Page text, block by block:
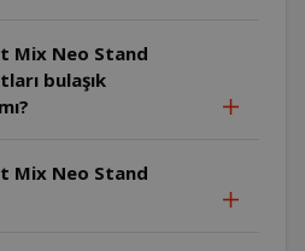
Neo Stand
bulaşık
Mix Neo Stand